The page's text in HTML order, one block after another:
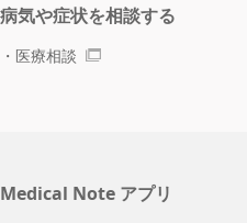
病気や症状を相談する
医療相談
Medical Note アプリ